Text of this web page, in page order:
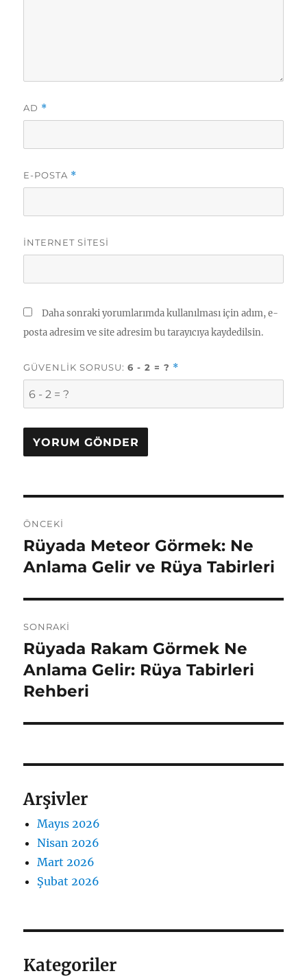
AD *
E-POSTA *
İNTERNET SITESI
Daha sonraki yorumlarımda kullanılması için adım, e-
posta adresim ve site adresim bu tarayıcıya kaydedilsin.
GÜVENLIK SORUSU:6 - 2 = ? *
gezinmesi
ÖNCEKI
Önceki
yazı:
Rüyada Meteor Görmek: Ne
Anlama Gelir ve Rüya Tabirleri
SONRAKI
Sonraki
yazı:
Rüyada Rakam Görmek Ne
Anlama Gelir: Rüya Tabirleri
Rehberi
Arşivler
Mayıs 2026
Nisan 2026
Mart 2026
Şubat 2026
Kategoriler